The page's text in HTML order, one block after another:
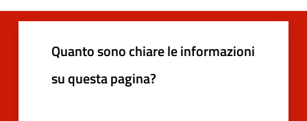
Quanto sono chiare le informazioni
su questa pagina?